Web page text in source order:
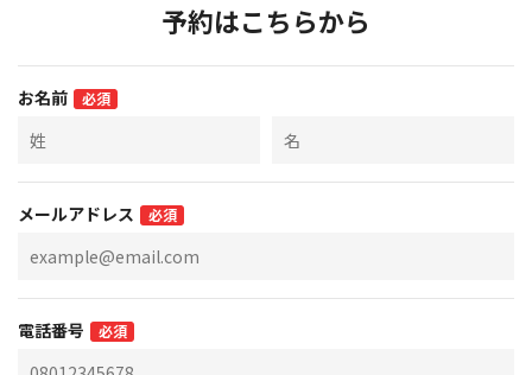
予約はこちらから
お名前 必須
メールアドレス 必須
電話番号 必須